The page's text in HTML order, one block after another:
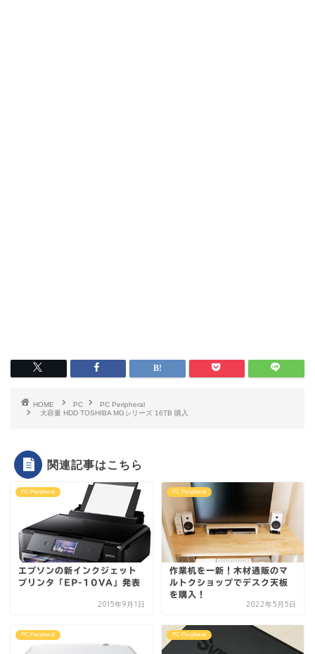
HOME PC
PC Peripheral
大容量 HDD TOSHIBA MGシリーズ 16TB 購入
関連記事はこちら
PC Peripheral
エプソンの新インクジェット
プリンタ「EP-10VA」発表
2015年9月1日
PC Peripheral
作業机を一新！木材通販のマ
ルトクショップでデスク天板
を購入！
2022年5月5日
PC Peripheral PC Peripheral